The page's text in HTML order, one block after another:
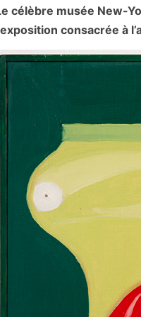
célèbre musée New-
consacrée à